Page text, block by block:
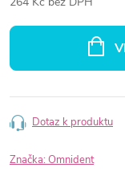
Dotaz k produktu
Značka: Omnident